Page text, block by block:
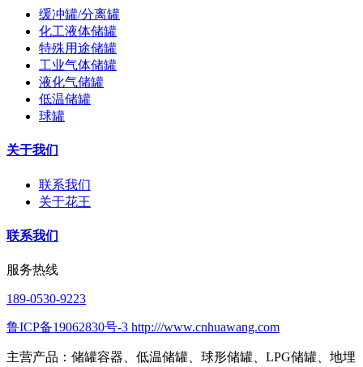
缓冲罐/分离罐
化工液体储罐
特殊用途储罐
工业气体储罐
液化气储罐
低温储罐
球罐
关于我们
联系我们
关于花王
联系我们
服务热线
189-0530-9223
鲁ICP备19062830号-3 http:///www.cnhuawang.com
主营产品：储罐容器、低温储罐、球形储罐、LPG储罐、地埋